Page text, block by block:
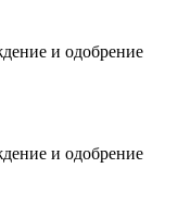
и одобрение
и одобрение